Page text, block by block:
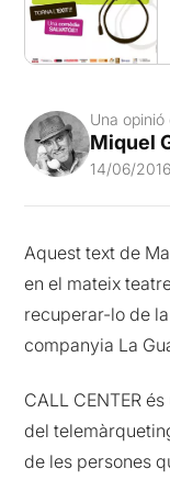
Una opinió
Miquel
14/06/2016
Aquest text de
en el mateix
recuperar-lo de
companyia La
CALL CENTER
del
de les persones